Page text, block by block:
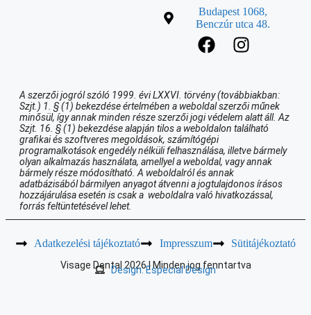
Budapest 1068,
Benczúr utca 48.
A szerzői jogról szóló 1999. évi LXXVI. törvény (továbbiakban:
Szjt.) 1. § (1) bekezdése értelmében a weboldal szerzői műnek
minősül, így annak minden része szerzői jogi védelem alatt áll. Az
Szjt. 16. § (1) bekezdése alapján tilos a weboldalon található
grafikai és szoftveres megoldások, számítógépi
programalkotások engedély nélküli felhasználása, illetve bármely
olyan alkalmazás használata, amellyel a weboldal, vagy annak
bármely része módosítható. A weboldalról és annak
adatbázisából bármilyen anyagot átvenni a jogtulajdonos írásos
hozzájárulása esetén is csak a weboldalra való hivatkozással,
forrás feltüntetésével lehet.
Adatkezelési tájékoztató Impresszum Sütitájékoztató
Visage Dental 2026 | Minden jog fenntartva
Design: Especial Design